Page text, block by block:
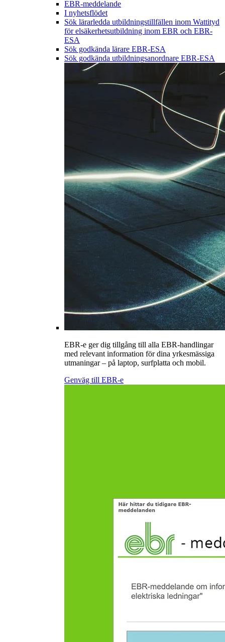
EBR-meddelande
I nyhetsflödet
Sök lärarledda utbildningstillfällen inom Wattityd
för elsäkerhetsutbildning inom EBR och EBR-
ESA
Sök godkända lärare EBR-ESA
Sök godkända utbildningsanordnare EBR-ESA
EBR-e ger dig tillgång till alla EBR-handlingar
med relevant information för dina yrkesmässiga
utmaningar – på laptop, surfplatta och mobil.
Genväg till EBR-e